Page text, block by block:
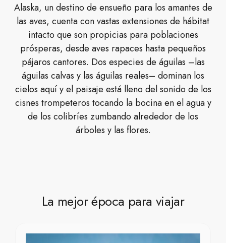
Alaska, un destino de ensueño para los amantes de
las aves, cuenta con vastas extensiones de hábitat
intacto que son propicias para poblaciones
prósperas, desde aves rapaces hasta pequeños
pájaros cantores. Dos especies de águilas –las
águilas calvas y las águilas reales– dominan los
cielos aquí y el paisaje está lleno del sonido de los
cisnes trompeteros tocando la bocina en el agua y
de los colibríes zumbando alrededor de los
árboles y las flores.
La mejor época para viajar